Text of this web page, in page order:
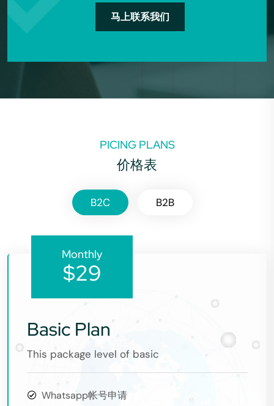
马上联系我们
PICING PLANS
价格表
B2C B2B
Monthly
$29
Basic Plan
This package level of basic
Whatsapp帐号申请